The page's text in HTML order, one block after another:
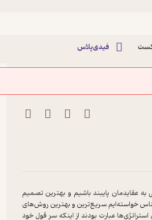
فیدی‌پلاس
اثر
عقایدمان پایبند باشیم و بهترین تصمیم
خواسته‌ایم سریع‌ترین و بهترین روش‌های
عبارت بودند از اینکه سر قول خود